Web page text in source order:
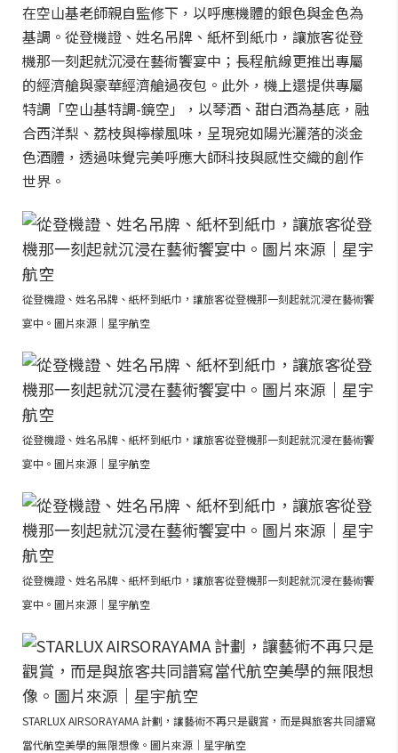
在空山基老師親自監修下，以呼應機體的銀色與金色為
基調。從登機證、姓名吊牌、紙杯到紙巾，讓旅客從登
機那一刻起就沉浸在藝術饗宴中；長程航線更推出專屬
的經濟艙與豪華經濟艙過夜包。此外，機上還提供專屬
特調「空山基特調-鏡空」，以琴酒、甜白酒為基底，融
合西洋梨、荔枝與檸檬風味，呈現宛如陽光灑落的淡金
色酒體，透過味覺完美呼應大師科技與感性交織的創作
世界。
從登機證、姓名吊牌、紙杯到紙巾，讓旅客從登機那一刻起就沉浸在藝術饗
宴中。圖片來源｜星宇航空
從登機證、姓名吊牌、紙杯到紙巾，讓旅客從登機那一刻起就沉浸在藝術饗
宴中。圖片來源｜星宇航空
從登機證、姓名吊牌、紙杯到紙巾，讓旅客從登機那一刻起就沉浸在藝術饗
宴中。圖片來源｜星宇航空
STARLUX AIRSORAYAMA 計劃，讓藝術不再只是觀賞，而是與旅客共同譜寫
當代航空美學的無限想像。圖片來源｜星宇航空